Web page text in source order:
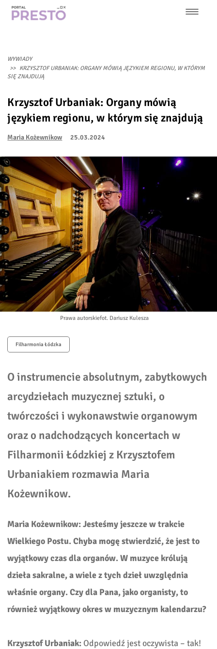
Przejdź
nawigacja
WYWIADY
KRZYSZTOF URBANIAK: ORGANY MÓWIĄ JĘZYKIEM REGIONU, W KTÓRYM
SIĘ ZNAJDUJĄ
Krzysztof Urbaniak: Organy mówią
językiem regionu, w którym się znajdują
Maria Kożewnikow 25.03.2024
Prawa autorskiefot. Dariusz Kulesza
Filharmonia Łódzka
Oinstrumencie absolutnym, zabytkowych
arcydziełach muzycznej sztuki, o
twórczości i wykonawstwie organowym
oraz o nadchodzących koncertach w
Filharmonii Łódzkiej z Krzysztofem
Urbaniakiem rozmawia Maria
Kożewnikow.
Maria Kożewnikow: Jesteśmy jeszcze w trakcie
Wielkiego Postu. Chyba mogę stwierdzić, że jest to
wyjątkowy czas dla organów. W muzyce królują
dzieła sakralne, a wiele z tych dzieł uwzględnia
właśnie organy. Czy dla Pana, jako organisty, to
również wyjątkowy okres w muzycznym kalendarzu?
Krzysztof Urbaniak: Odpowiedź jest oczywista – tak!